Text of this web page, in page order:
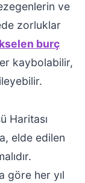
ve
zorluklar
burç
kaybolabilir,
Haritası
elde edilen
göre her yıl